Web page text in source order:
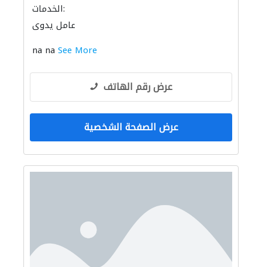
الخدمات:
عامل يدوي
na na See More
عرض رقم الهاتف
عرض الصفحة الشخصية